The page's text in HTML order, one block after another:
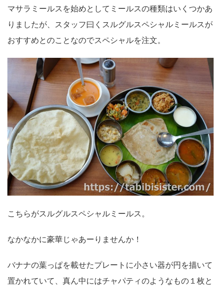
マサラミールスを始めとしてミールスの種類はいくつかあ
りましたが、スタッフ曰くスルグルスペシャルミールスが
おすすめとのことなのでスペシャルを注文。
こちらがスルグルスペシャルミールス。
なかなかに豪華じゃあーりませんか！
バナナの葉っぱを載せたプレートに小さい器が円を描いて
置かれていて、真ん中にはチャパティのようなもの１枚と